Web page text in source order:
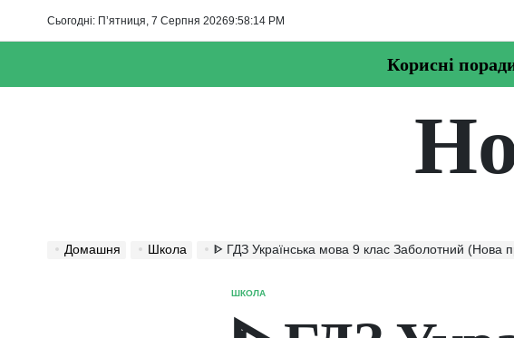
Сьогодні: П’ятниця, 7 Серпня 20269:58:14 PM
Корисні
Домашня Школа ᐈ ГДЗ Українська мова 9 клас Заболотний (Нова програма)
ОПУБЛІКУВАТИ
ШКОЛА